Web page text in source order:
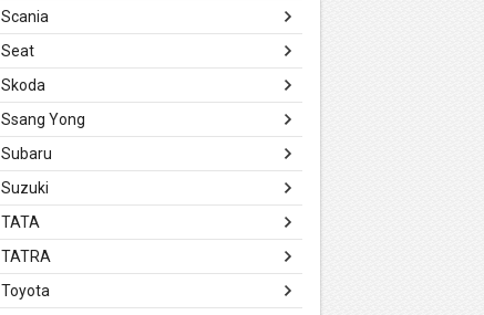
Scania
Seat
Skoda
Ssang Yong
Subaru
Suzuki
TATA
TATRA
Toyota